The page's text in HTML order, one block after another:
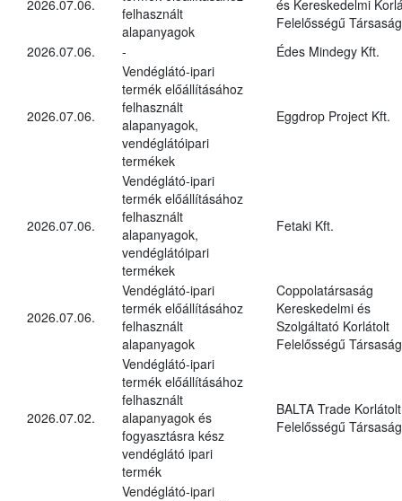
2026.07.06.
felhasznált
alapanyagok
és Kereskedelmi
Felelősségű Társaság
2026.07.06.
- Édes Mindegy Kft.
2026.07.06.
Vendéglátó-ipari
termék előállításához
felhasznált
alapanyagok,
vendéglátóipari
termékek
Eggdrop Project Kft.
2026.07.06.
Vendéglátó-ipari
termék előállításához
felhasznált
alapanyagok,
vendéglátóipari
termékek
Fetaki Kft.
2026.07.06.
Vendéglátó-ipari
termék előállításához
felhasznált
alapanyagok
Coppolatársaság
Kereskedelmi és
Szolgáltató Korlátolt
Felelősségű Társaság
2026.07.02.
Vendéglátó-ipari
termék előállításához
felhasznált
alapanyagok és
fogyasztásra kész
vendéglátó ipari
termék
BALTA Trade Korlátolt
Felelősségű Társaság
Vendéglátó-ipari